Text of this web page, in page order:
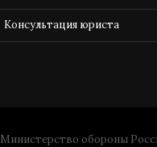
Консультация юриста
Министерство обороны